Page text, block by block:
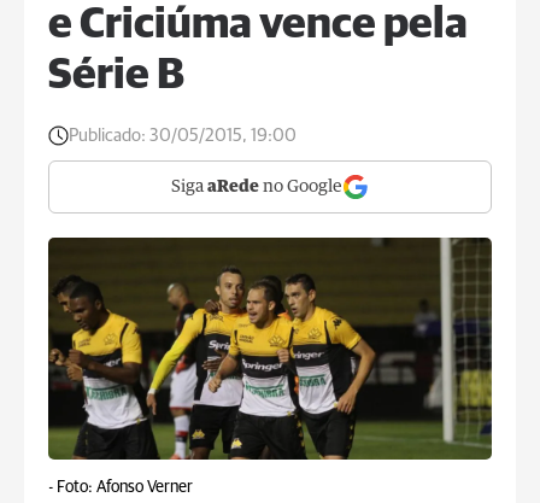
e Criciúma vence pela
Série B
Publicado: 30/05/2015, 19:00
Siga aRede no Google
- Foto: Afonso Verner